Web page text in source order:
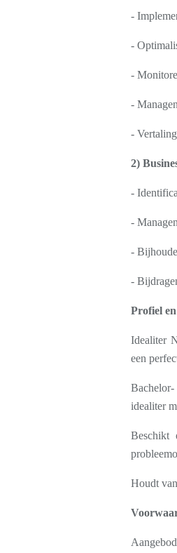
-
-
-
-
-
2)
-
-
-
-
Profiel
Idealiter
een
idealiter
Beschikt
Houdt